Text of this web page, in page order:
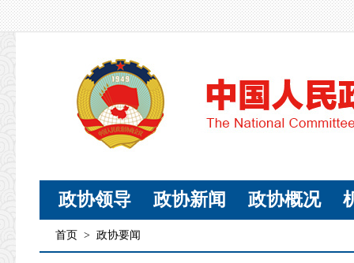
政协领导 政协新闻 政协概况
首页 > 政协要闻